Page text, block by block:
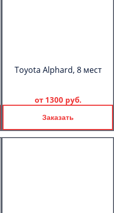
Toyota Alphard, 8 мест
от 1300 руб.
Заказать